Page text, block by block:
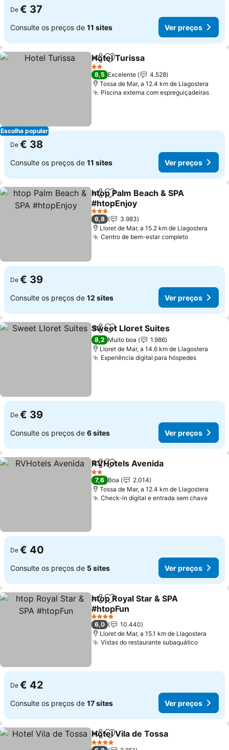
De € 37
Consulte os preços de 11 sites Ver preços
Escolha popular
PartilharAdicionar aos favoritos
Hotel Turissa
2 Estrelas
8,5 Excelente
4.528
Tossa de Mar, a 12.4 km de Llagostera
Piscina externa com espreguiçadeirasVer
De € 38
Consulte os preços de 11 sites Ver preços
PartilharAdicionar aos favoritos
htop Palm Beach & SPA
#htopEnjoy
Ver preços
3 Estrelas
6,8
3.983
Lloret de Mar, a 15.2 km de Llagostera
Centro de bem-estar completoVer
De € 39
Consulte os preços de 12 sites Ver preços
PartilharAdicionar aos favoritos
Sweet Lloret Suites
8,2 Muito boa
1.986
Lloret de Mar, a 14.6 km de Llagostera
Experiência digital para hóspedesVer
De € 39
Consulte os preços de 6 sites Ver preços
PartilharAdicionar aos favoritos
RVHotels Avenida
2 Estrelas
7,6 Boa
2.014
Tossa de Mar, a 12.4 km de Llagostera
Check-in digital e entrada sem chaveVer
De € 40
Consulte os preços de 5 sites Ver preços
PartilharAdicionar aos favoritos
htop Royal Star & SPA
#htopFun
Ver preços
4 Estrelas
6,0
10.440
Lloret de Mar, a 15.1 km de Llagostera
Vistas do restaurante subaquáticoVer
De € 42
Consulte os preços de 17 sites Ver preços
PartilharAdicionar aos favoritos
Hotel Vila de Tossa
4 Estrelas